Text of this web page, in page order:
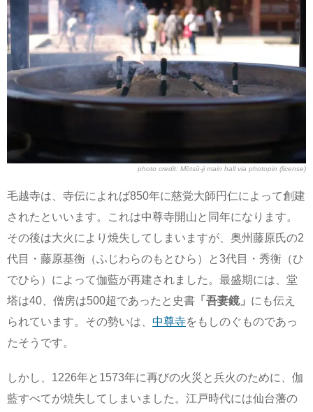
photo credit: Mōtsū-ji main hallvia photopin (license)
毛越寺は、寺伝によれば850年に慈覚大師円仁によって創建
されたといいます。これは中尊寺開山と同年になります。
その後は大火により焼失してしまいますが、奥州藤原氏の2
代目・藤原基衡（ふじわらのもとひら）と3代目・秀衡（ひ
でひら）によって伽藍が再建されました。最盛期には、堂
塔は40、僧房は500超であったと史書 「吾妻鏡」 にも伝え
られています。その勢いは、 中尊寺をもしのぐものであっ
たそうです。
しかし、1226年と1573年に再びの火災と兵火のために、伽
藍すべてが焼失してしまいました。江戸時代には仙台藩の